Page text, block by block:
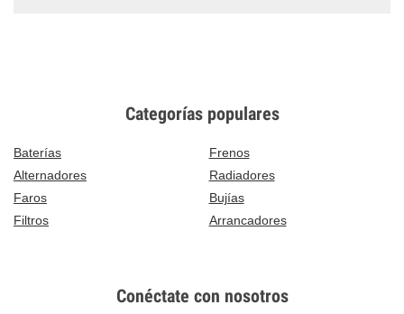
Categorías populares
Baterías
Frenos
Alternadores
Radiadores
Faros
Bujías
Filtros
Arrancadores
Conéctate con nosotros